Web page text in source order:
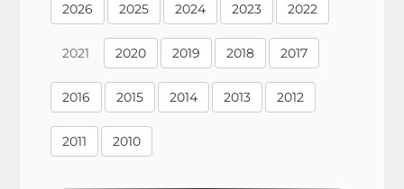
2026 2025 2024 2023 2022
2021 2020 2019 2018 2017
2016 2015 2014 2013 2012
2011 2010